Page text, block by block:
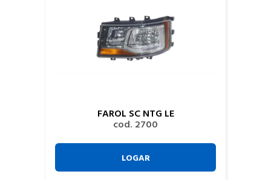
FAROL SC NTG LE
cod. 2700
LOGAR